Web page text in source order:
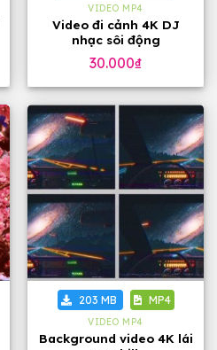
VIDEO MP4
Video đi cảnh 4K DJ
nhạc sôi động
30.000₫
203 MB MP4
VIDEO MP4
Background video 4K lái